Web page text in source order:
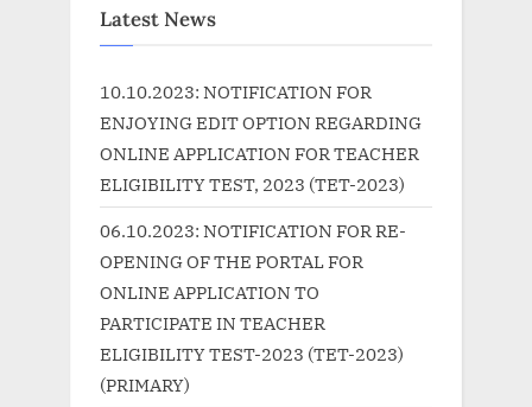
o
s
t
:
Latest News
10.10.2023: NOTIFICATION FOR
ENJOYING EDIT OPTION REGARDING
ONLINE APPLICATION FOR TEACHER
ELIGIBILITY TEST, 2023 (TET-2023)
06.10.2023: NOTIFICATION FOR RE-
OPENING OF THE PORTAL FOR
ONLINE APPLICATION TO
PARTICIPATE IN TEACHER
ELIGIBILITY TEST-2023 (TET-2023)
(PRIMARY)